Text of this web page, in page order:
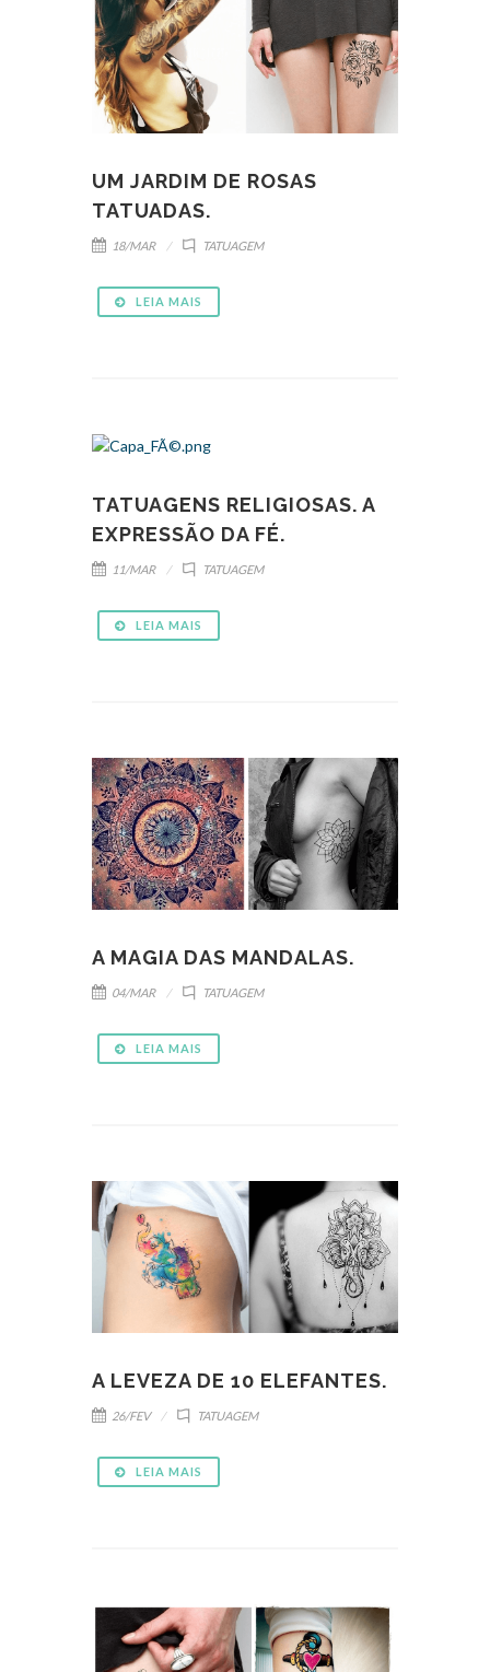
UM JARDIM DE ROSAS
TATUADAS.
18/MAR TATUAGEM
LEIA MAIS
TATUAGENS RELIGIOSAS. A
EXPRESSÃO DA FÉ.
11/MAR TATUAGEM
LEIA MAIS
A MAGIA DAS MANDALAS.
04/MAR TATUAGEM
LEIA MAIS
A LEVEZA DE 10 ELEFANTES.
26/FEV TATUAGEM
LEIA MAIS